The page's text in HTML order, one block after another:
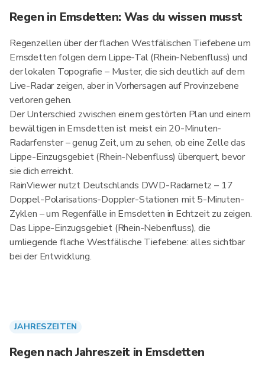
Regen in Emsdetten: Was du wissen musst
Regenzellen über der flachen Westfälischen Tiefebene um
Emsdetten folgen dem Lippe-Tal (Rhein-Nebenfluss) und
der lokalen Topografie – Muster, die sich deutlich auf dem
Live-Radar zeigen, aber in Vorhersagen auf Provinzebene
verloren gehen.
Der Unterschied zwischen einem gestörten Plan und einem
bewältigen in Emsdetten ist meist ein 20-Minuten-
Radarfenster – genug Zeit, um zu sehen, ob eine Zelle das
Lippe-Einzugsgebiet (Rhein-Nebenfluss) überquert, bevor
sie dich erreicht.
RainViewer nutzt Deutschlands DWD-Radarnetz – 17
Doppel-Polarisations-Doppler-Stationen mit 5-Minuten-
Zyklen – um Regenfälle in Emsdetten in Echtzeit zu zeigen.
Das Lippe-Einzugsgebiet (Rhein-Nebenfluss), die
umliegende flache Westfälische Tiefebene: alles sichtbar
bei der Entwicklung.
JAHRESZEITEN
Regen nach Jahreszeit in Emsdetten